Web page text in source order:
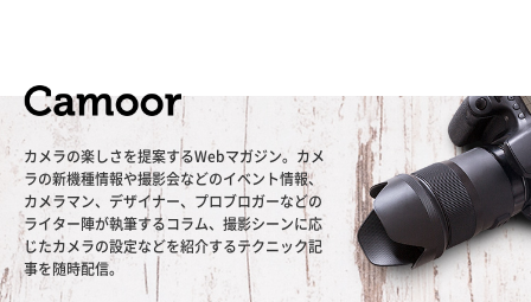
カメラの楽しさを提案するWebマガジン。カメ
ラの新機種情報や撮影会などのイベント情報、
カメラマン、デザイナー、プロブロガーなどの
ライター陣が執筆するコラム、撮影シーンに応
じたカメラの設定などを紹介するテクニック記
事を随時配信。